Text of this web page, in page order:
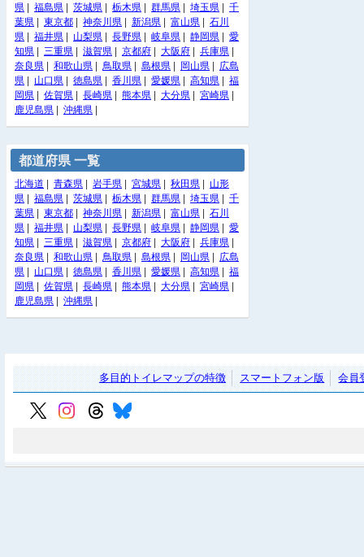
県
福島県 茨城県 栃木県 群馬県 埼玉県
千
葉県
東京都 神奈川県 新潟県 富山県
石川
県
福井県 山梨県 長野県 岐阜県 静岡県
愛
知県
三重県 滋賀県 京都府 大阪府 兵庫県
奈良県
和歌山県 鳥取県 島根県 岡山県
広島
県
山口県 徳島県 香川県 愛媛県 高知県
福
岡県
佐賀県 長崎県 熊本県 大分県 宮崎県
鹿児島県
沖縄県
都道府県 一覧
北海道 | 青森県 | 岩手県 | 宮城県 | 秋田県 | 山形
県 | 福島県 | 茨城県 | 栃木県 | 群馬県 | 埼玉県 | 千
葉県 | 東京都 | 神奈川県 | 新潟県 | 富山県 | 石川
県 | 福井県 | 山梨県 | 長野県 | 岐阜県 | 静岡県 | 愛
知県 | 三重県 | 滋賀県 | 京都府 | 大阪府 | 兵庫県 |
奈良県 | 和歌山県 | 鳥取県 | 島根県 | 岡山県 | 広島
県 | 山口県 | 徳島県 | 香川県 | 愛媛県 | 高知県 | 福
岡県 | 佐賀県 | 長崎県 | 熊本県 | 大分県 | 宮崎県 |
鹿児島県 | 沖縄県 |
多目的トイレマップの特徴 スマートフォン版 会員